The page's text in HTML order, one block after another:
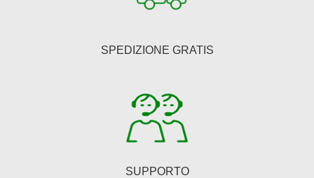
pagina
prodotto
SPEDIZIONE GRATIS
SUPPORTO